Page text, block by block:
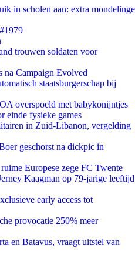
in scholen aan: extra mondelinge
trouwen soldaten voor
na Campaign Evolved
staatsburgerschap bij
overspoeld met babykonijntjes
einde fysieke games
in Zuid-Libanon, vergelding
geschorst na dickpic in
Europese zege FC Twente
Kaagman op 79-jarige leeftijd
early access tot
provocatie 250% meer
en Batavus, vraagt uitstel van